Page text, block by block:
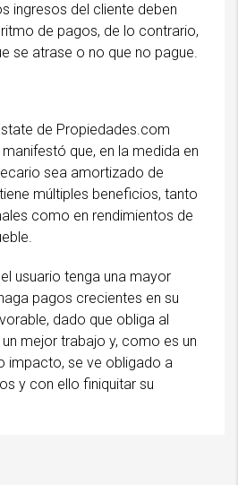
ingresos del cliente deben
de pagos, de lo contrario,
se atrase o no que no pague.
de Propiedades.com
que, en la medida en
sea amortizado de
múltiples beneficios, tanto
como en rendimientos de
usuario tenga una mayor
pagos crecientes en su
dado que obliga al
mejor trabajo y, como es un
impacto, se ve obligado a
y con ello finiquitar su